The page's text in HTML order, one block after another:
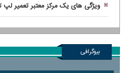
ویژگی های یک مرکز معتبر تعمیر لپ
دستگاه
بیوگرافی